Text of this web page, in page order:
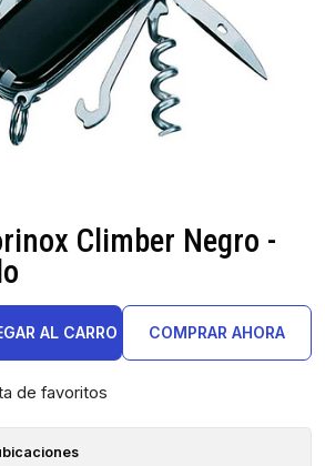
Climber Negro -
AL CARRO COMPRAR AHORA
de favoritos